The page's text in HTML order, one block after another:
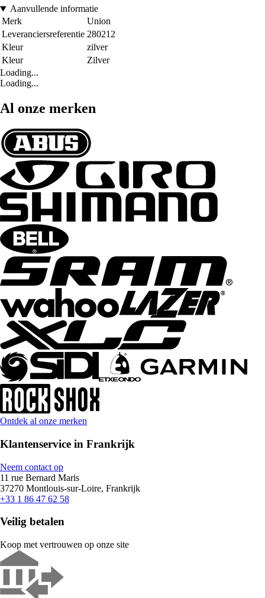
Aanvullende informatie
Merk
Union
Leveranciersreferentie 280212
Kleur
zilver
Kleur
Zilver
Loading...
Loading...
Al onze merken
Ontdek al onze merken
Klantenservice in Frankrijk
Neem contact op
11 rue Bernard Maris
37270 Montlouis-sur-Loire, Frankrijk
+33 1 86 47 62 58
Veilig betalen
Koop met vertrouwen op onze site